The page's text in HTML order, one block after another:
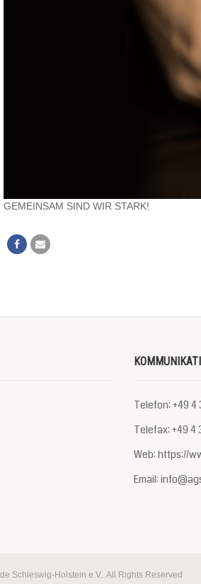
GEMEINSAM SIND WIR STARK!
Telefon: +49 4
Telefax: +49 4
Web: https://
Email:
Schleswig-Holstein e.V.. All Rights Reserved